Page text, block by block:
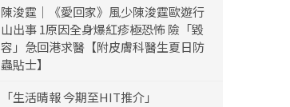
陳浚霆｜《愛回家》風少陳浚霆歐遊行
山出事 1原因全身爆紅疹極恐怖 險「毀
容」急回港求醫【附皮膚科醫生夏日防
蟲貼士】
「生活晴報 今期至HIT推介」